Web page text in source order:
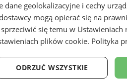
geolokalizacyjne i cechy
mogą opierać się na
się temu w Ustawieniach
plików cookie. Polityka
ODRZUĆ WSZYSTKIE